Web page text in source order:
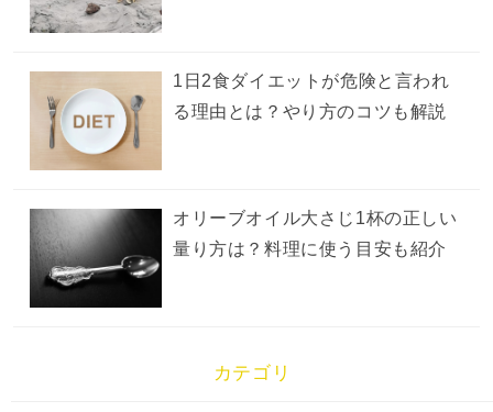
1日2食ダイエットが危険と言われ
る理由とは？やり方のコツも解説
オリーブオイル大さじ1杯の正しい
量り方は？料理に使う目安も紹介
カテゴリ